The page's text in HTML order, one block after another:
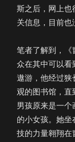
斯之后，网上也
关信息，目前也
笔者了解到，
众在其中可以看
遨游，他经过
观的图书馆，
男孩原来是一
的小女孩。她
技的力量翱翔在